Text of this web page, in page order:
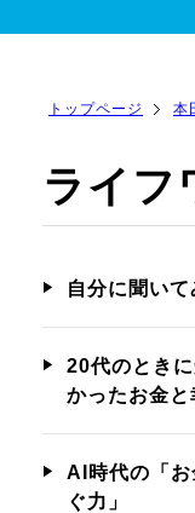
トップページ 本
ライフ
自分に聞いて
20代のとき
かったお金
AI時代の「お
ぐ力」